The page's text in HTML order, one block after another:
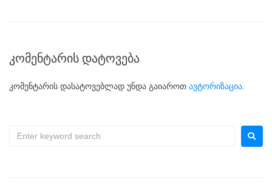
კომენტარის დატოვება
კომენტარის დასატოვებლად უნდა გაიაროთ ავტორიზაცია